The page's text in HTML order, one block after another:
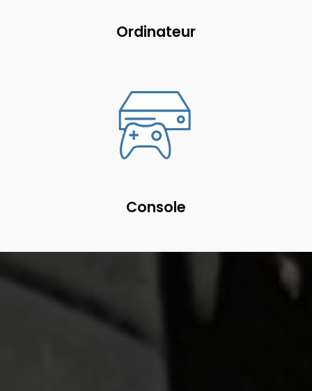
Ordinateur
Console